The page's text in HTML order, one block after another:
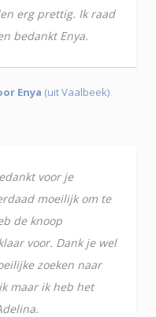
erg prettig. Ik raad
bedankt Enya.
Enya (uit Vaalbeek)
voor je
moeilijk om te
de knoop
voor. Dank je wel
zoeken naar
maar ik heb het